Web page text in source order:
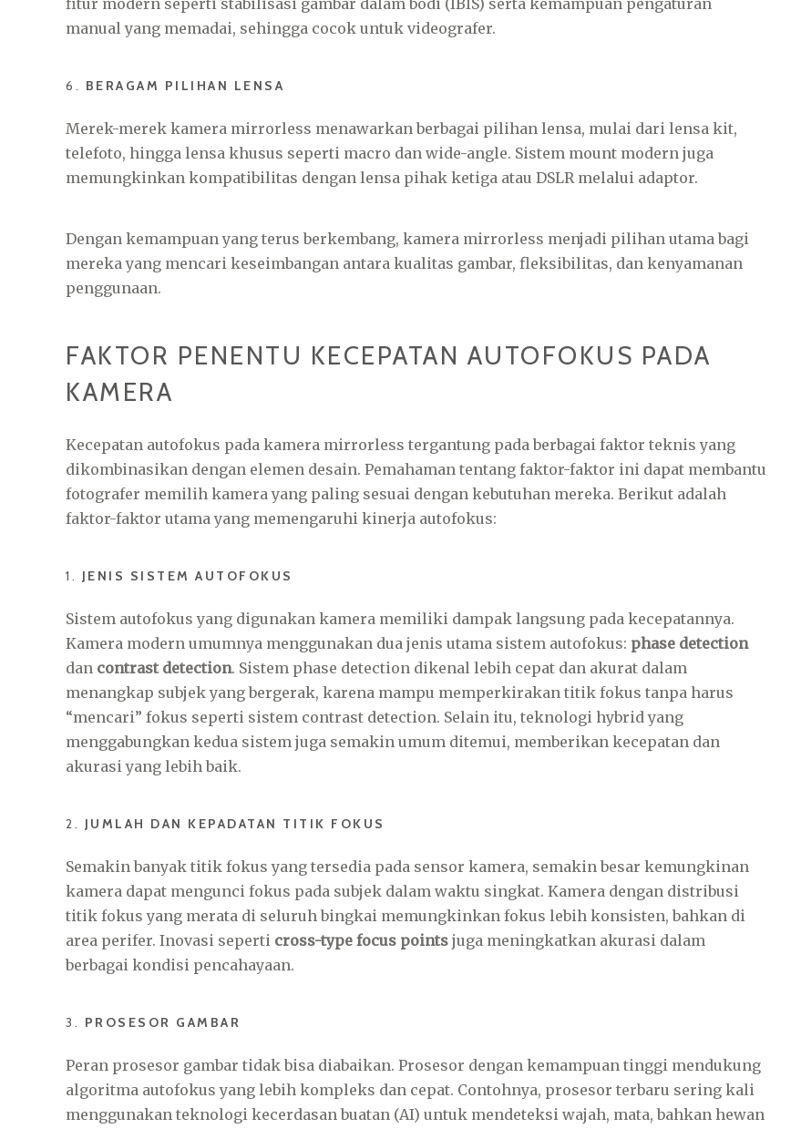
fitur modern seperti stabilisasi gambar dalam bodi (IBIS) serta kemampuan pengaturan
manual yang memadai, sehingga cocok untuk videografer.
6. BERAGAM PILIHAN LENSA
Merek-merek kamera mirrorless menawarkan berbagai pilihan lensa, mulai dari lensa kit,
telefoto, hingga lensa khusus seperti macro dan wide-angle. Sistem mount modern juga
memungkinkan kompatibilitas dengan lensa pihak ketiga atau DSLR melalui adaptor.
Dengan kemampuan yang terus berkembang, kamera mirrorless menjadi pilihan utama bagi
mereka yang mencari keseimbangan antara kualitas gambar, fleksibilitas, dan kenyamanan
penggunaan.
FAKTOR PENENTU KECEPATAN AUTOFOKUS PADA
KAMERA
Kecepatan autofokus pada kamera mirrorless tergantung pada berbagai faktor teknis yang
dikombinasikan dengan elemen desain. Pemahaman tentang faktor-faktor ini dapat membantu
fotografer memilih kamera yang paling sesuai dengan kebutuhan mereka. Berikut adalah
faktor-faktor utama yang memengaruhi kinerja autofokus:
1. JENIS SISTEM AUTOFOKUS
Sistem autofokus yang digunakan kamera memiliki dampak langsung pada kecepatannya.
Kamera modern umumnya menggunakan dua jenis utama sistem autofokus: phase detection
dan contrast detection. Sistem phase detection dikenal lebih cepat dan akurat dalam
menangkap subjek yang bergerak, karena mampu memperkirakan titik fokus tanpa harus
“mencari” fokus seperti sistem contrast detection. Selain itu, teknologi hybrid yang
menggabungkan kedua sistem juga semakin umum ditemui, memberikan kecepatan dan
akurasi yang lebih baik.
2. JUMLAH DAN KEPADATAN TITIK FOKUS
Semakin banyak titik fokus yang tersedia pada sensor kamera, semakin besar kemungkinan
kamera dapat mengunci fokus pada subjek dalam waktu singkat. Kamera dengan distribusi
titik fokus yang merata di seluruh bingkai memungkinkan fokus lebih konsisten, bahkan di
area perifer. Inovasi seperti cross-type focus points juga meningkatkan akurasi dalam
berbagai kondisi pencahayaan.
3. PROSESOR GAMBAR
Peran prosesor gambar tidak bisa diabaikan. Prosesor dengan kemampuan tinggi mendukung
algoritma autofokus yang lebih kompleks dan cepat. Contohnya, prosesor terbaru sering kali
menggunakan teknologi kecerdasan buatan (AI) untuk mendeteksi wajah, mata, bahkan hewan